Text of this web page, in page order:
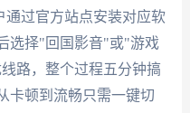
通过官方站点安装对应软
选择"回国影音"或"游戏
路，整个过程五分钟搞
卡顿到流畅只需一键切